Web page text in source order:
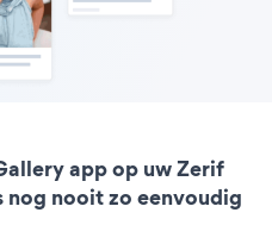
app op uw Zerif
nog nooit zo eenvoudig